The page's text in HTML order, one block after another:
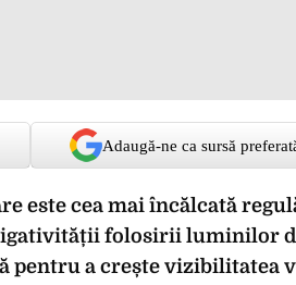
Adaugă-ne ca sursă
este cea mai încălcată
folosirii luminilor
pentru a crește vizibilitatea